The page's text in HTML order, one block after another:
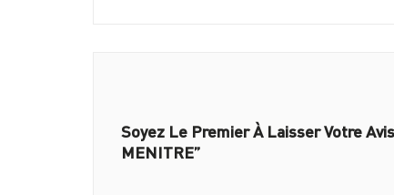
Soyez Le Premier À Laisser Votre
MENITRE”